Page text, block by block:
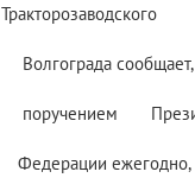
сообщает,
ежегодно,